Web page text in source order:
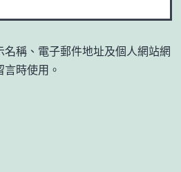
名稱、電子郵件地址及個人網站網
時使用。